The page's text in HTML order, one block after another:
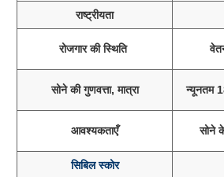
राष्ट्रीयता
रोजगार की स्थिति
सोने की गुणवत्ता, मात्रा न्यूनतम
आवश्यकताएँ सोने
सिबिल स्कोर